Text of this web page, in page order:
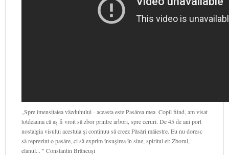
„Spre imensitatea văzduhului - aceasta este Pasărea mea. Copil fiind, am visat
totdeauna că aş fi vroit să zbor printre arbori, spre ceruri. De 45 de ani port
nostalgia visului acestuia şi continuu să creez Păsări măiestre. Eu nu doresc
să reprezint o pasăre, ci să exprim însuşirea în sine, spiritul ei: Zborul,
elanul... " Constantin Brâncuşi